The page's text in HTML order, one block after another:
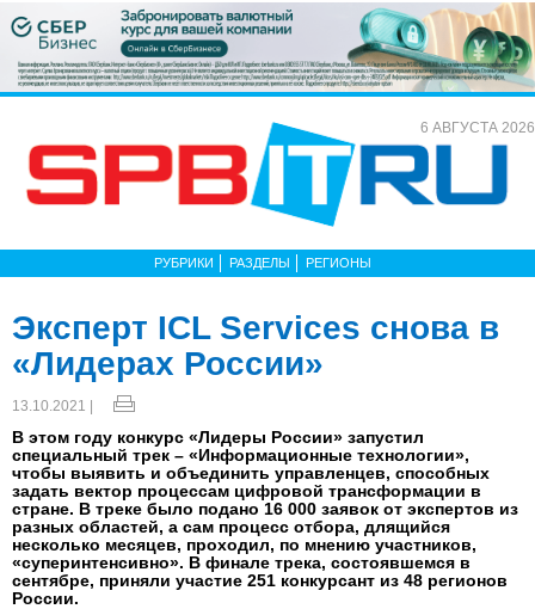
6 АВГУСТА 2026
РУБРИКИ РАЗДЕЛЫ РЕГИОНЫ
Эксперт ICL Services снова в
«Лидерах России»
13.10.2021 |
В этом году конкурс «Лидеры России» запустил
специальный трек – «Информационные технологии»,
чтобы выявить и объединить управленцев, способных
задать вектор процессам цифровой трансформации в
стране. В треке было подано 16 000 заявок от экспертов из
разных областей, а сам процесс отбора, длящийся
несколько месяцев, проходил, по мнению участников,
«суперинтенсивно». В финале трека, состоявшемся в
сентябре, приняли участие 251 конкурсант из 48 регионов
России.